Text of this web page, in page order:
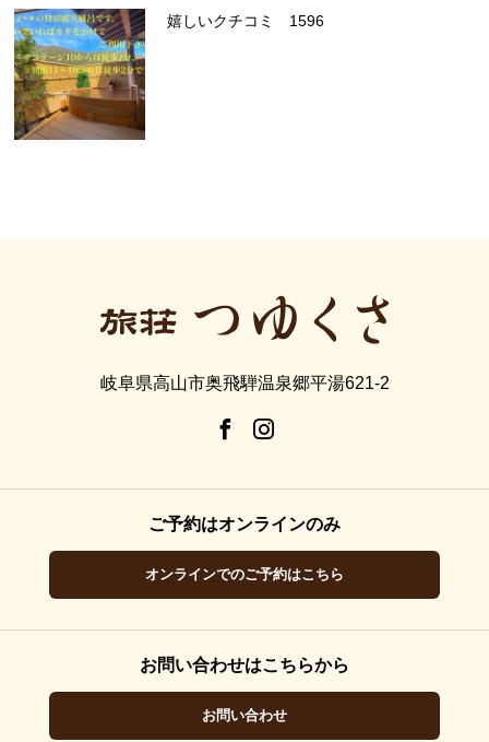
嬉しいクチコミ 1596
岐阜県高山市奥飛騨温泉郷平湯621-2
ご予約はオンラインのみ
オンラインでのご予約はこちら
お問い合わせはこちらから
お問い合わせ